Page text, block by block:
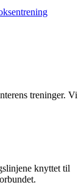
treninger. Vi
knyttet til